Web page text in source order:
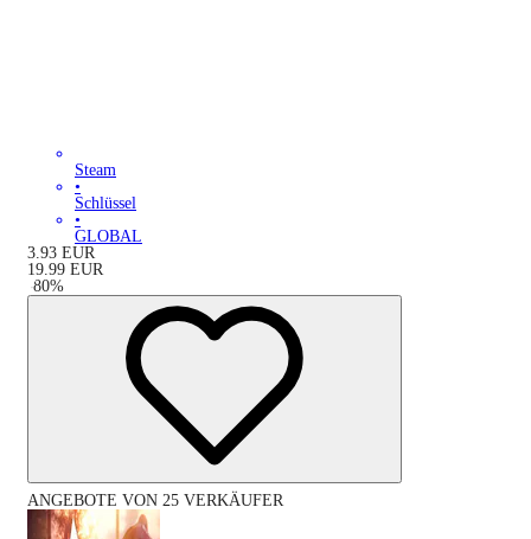
Steam
•
Schlüssel
•
GLOBAL
3.93 EUR
19.99 EUR
-80%
ANGEBOTE VON 25 VERKÄUFER